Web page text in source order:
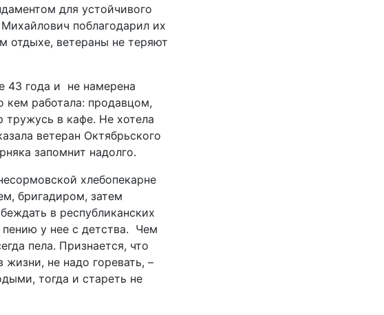
для устойчивого
поблагодарил их
отдыхе, ветераны не теряют
43 года и не намерена
работала: продавцом,
в кафе. Не хотела
ветеран Октябрьского
запомнит надолго.
хлебопекарне
бригадиром, затем
в республиканских
пению у нее с детства. Чем
пела. Признается, что
жизни, не надо горевать, –
тогда и стареть не